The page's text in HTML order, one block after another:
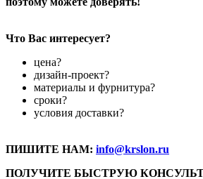
Что Вас интересует?
цена?
дизайн-проект?
материалы и фурнитура?
сроки?
условия доставки?
ПИШИТЕ НАМ: info@krslon.ru
ПОЛУЧИТЕ БЫСТРУЮ